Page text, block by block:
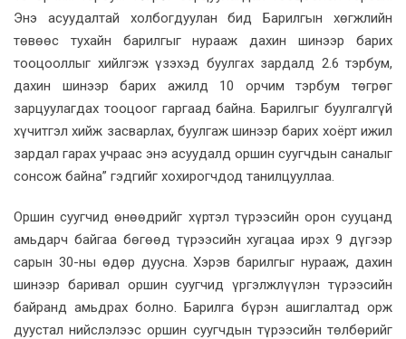
Энэ асуудалтай холбогдуулан бид Барилгын хөгжлийн
төвөөс тухайн барилгыг нурааж дахин шинээр барих
тооцооллыг хийлгэж үзэхэд буулгах зардалд 2.6 тэрбум,
дахин шинээр барих ажилд 10 орчим тэрбум төгрөг
зарцуулагдах тооцоог гаргаад байна. Барилгыг буулгалгүй
хүчитгэл хийж засварлах, буулгаж шинээр барих хоёрт ижил
зардал гарах учраас энэ асуудалд оршин суугчдын саналыг
сонсож байна” гэдгийг хохирогчдод танилцууллаа.
Оршин суугчид өнөөдрийг хүртэл түрээсийн орон сууцанд
амьдарч байгаа бөгөөд түрээсийн хугацаа ирэх 9 дүгээр
сарын 30-ны өдөр дуусна. Хэрэв барилгыг нурааж, дахин
шинээр баривал оршин суугчид үргэлжлүүлэн түрээсийн
байранд амьдрах болно. Барилга бүрэн ашиглалтад орж
дуустал нийслэлээс оршин суугчдын түрээсийн төлбөрийг